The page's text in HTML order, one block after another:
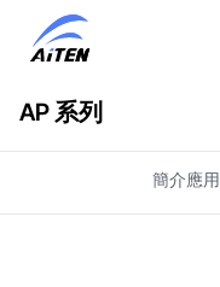
容
AP 系列
簡介應用